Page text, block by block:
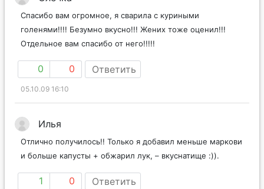
Спасибо вам огромное, я сварила с куриными
голенями!!!! Безумно вкусно!!! Жених тоже оценил!!!
Отдельное вам спасибо от него!!!!!
0 0 Ответить
05.10.09 16:10
Илья
Отлично получилось!! Только я добавил меньше маркови
и больше капусты + обжарил лук, – вкуснатище :)).
1 0 Ответить